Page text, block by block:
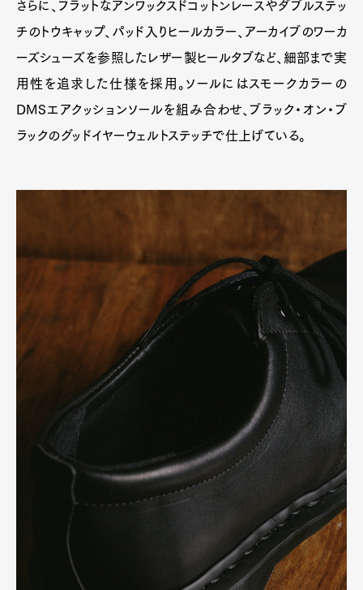
さらに、フラットなアンワックスドコットンレースやダブルステッ
チのトウキャップ、パッド入りヒールカラー、アーカイブのワーカ
ーズシューズを参照したレザー製ヒールタブなど、細部まで実
用性を追求した仕様を採用。ソールにはスモークカラーの
DMSエアクッションソールを組み合わせ、ブラック・オン・ブ
ラックのグッドイヤーウェルトステッチで仕上げている。